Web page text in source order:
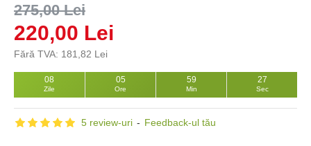
5 review-uri - Feedback-ul tău
08
Zile
05
Ore
59
Min
26
Sec
275,00 Lei
220,00 Lei
Fără TVA: 181,82 Lei